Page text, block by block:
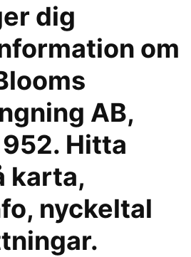
dig
om
AB,
Hitta
karta,
nyckeltal